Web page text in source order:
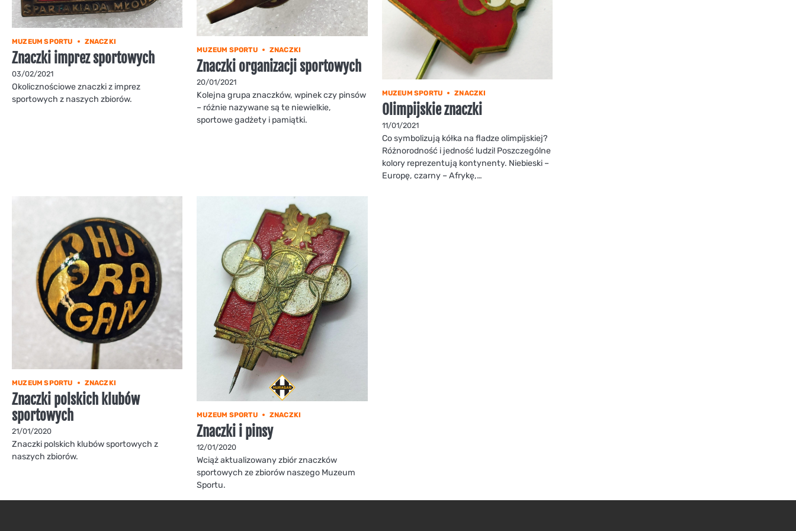
MUZEUM SPORTU ZNACZKI
Znaczki imprez sportowych
03/02/2021
Okolicznościowe znaczki z imprez
sportowych z naszych zbiorów.
MUZEUM SPORTU ZNACZKI
Znaczki organizacji sportowych
20/01/2021
Kolejna grupa znaczków, wpinek czy pinsów
– różnie nazywane są te niewielkie,
sportowe gadżety i pamiątki.
MUZEUM SPORTU ZNACZKI
Olimpijskie znaczki
11/01/2021
Co symbolizują kółka na fladze olimpijskiej?
Różnorodność i jedność ludzi! Poszczególne
kolory reprezentują kontynenty. Niebieski –
Europę, czarny – Afrykę,…
MUZEUM SPORTU ZNACZKI
Znaczki polskich klubów
sportowych
21/01/2020
Znaczki polskich klubów sportowych z
naszych zbiorów.
MUZEUM SPORTU ZNACZKI
Znaczki i pinsy
12/01/2020
Wciąż aktualizowany zbiór znaczków
sportowych ze zbiorów naszego Muzeum
Sportu.